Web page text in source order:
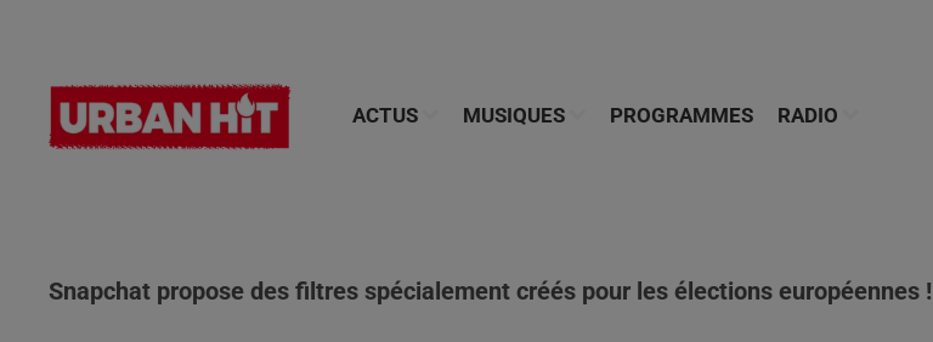
ACTUS MUSIQUES PROGRAMMES RADIO
Snapchat propose des filtres spécialement créés pour les élections européennes !